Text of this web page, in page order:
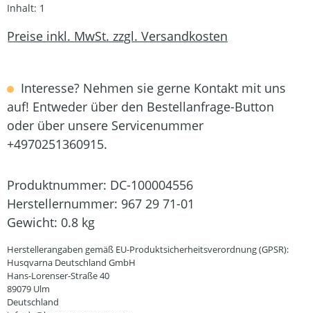
Inhalt: 1
Preise inkl. MwSt. zzgl. Versandkosten
Interesse? Nehmen sie gerne Kontakt mit uns
auf! Entweder über den Bestellanfrage-Button
oder über unsere Servicenummer
+4970251360915.
Produktnummer: DC-100004556
Herstellernummer: 967 29 71-01
Gewicht: 0.8 kg
Herstellerangaben gemäß EU-Produktsicherheitsverordnung (GPSR):
Husqvarna Deutschland GmbH
Hans-Lorenser-Straße 40
89079 Ulm
Deutschland